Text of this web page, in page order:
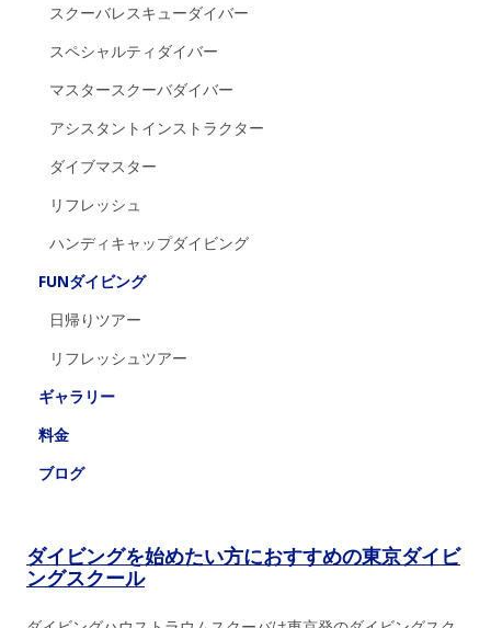
スクーバレスキューダイバー
スペシャルティダイバー
マスタースクーバダイバー
アシスタントインストラクター
ダイブマスター
リフレッシュ
ハンディキャップダイビング
FUNダイビング
日帰りツアー
リフレッシュツアー
ギャラリー
料金
ブログ
ダイビングを始めたい方におすすめの東京ダイビ
ングスクール